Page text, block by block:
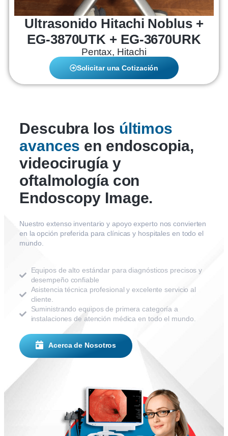
Ultrasonido Hitachi Noblus +
EG-3870UTK + EG-3670URK
Pentax, Hitachi
Solicitar una Cotización
Descubra los últimos
avances en endoscopia,
videocirugía y
oftalmología con
Endoscopy Image.
Nuestro extenso inventario y apoyo experto nos convierten
en la opción preferida para clínicas y hospitales en todo el
mundo.
Equipos de alto estándar para diagnósticos precisos y
desempeño confiable
Asistencia técnica profesional y excelente servicio al
cliente.
Suministrando equipos de primera categoría a
instalaciones de atención médica en todo el mundo.
Acerca de Nosotros